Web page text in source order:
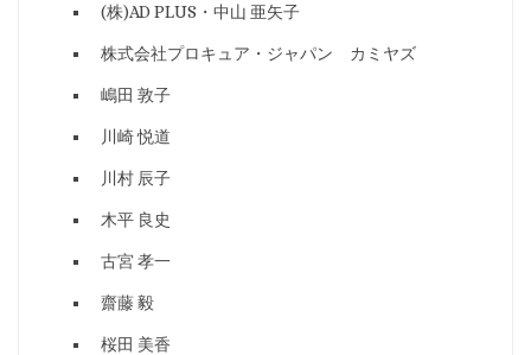
(株)AD PLUS・中山 亜矢子
株式会社プロキュア・ジャパン カミヤズ
嶋田 敦子
川崎 悦道
川村 辰子
木平 良史
古宮 孝一
齋藤 毅
桜田 美香